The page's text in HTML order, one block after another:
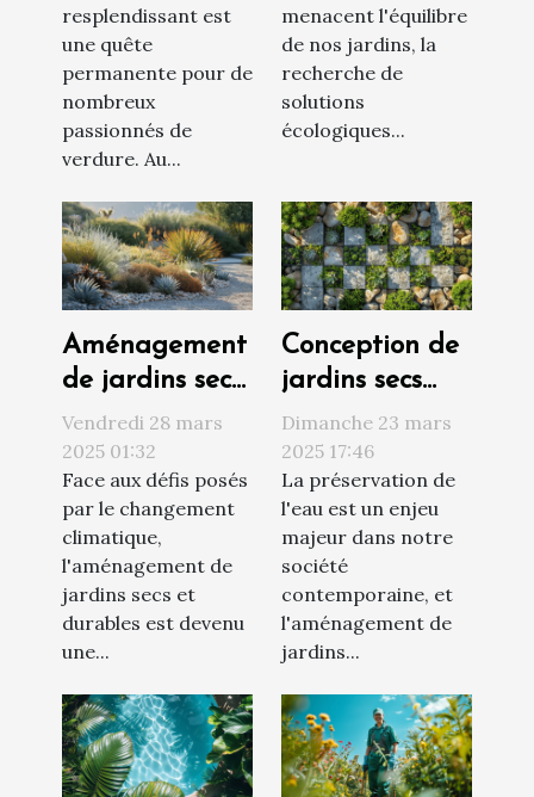
resplendissant est
une quête
permanente pour de
nombreux
passionnés de
verdure. Au...
méthodes
naturelles et
efficaces
menacent l'équilibre
de nos jardins, la
recherche de
solutions
écologiques...
Aménagement
de jardins secs
et durables
choix de
plantes et
techniques de
conservation
de l'eau
Vendredi 28 mars
2025 01:32
Face aux défis posés
par le changement
climatique,
l'aménagement de
jardins secs et
durables est devenu
une...
Conception de
jardins secs
économie
d'eau et
esthétique
moderne
Dimanche 23 mars
2025 17:46
La préservation de
l'eau est un enjeu
majeur dans notre
société
contemporaine, et
l'aménagement de
jardins...